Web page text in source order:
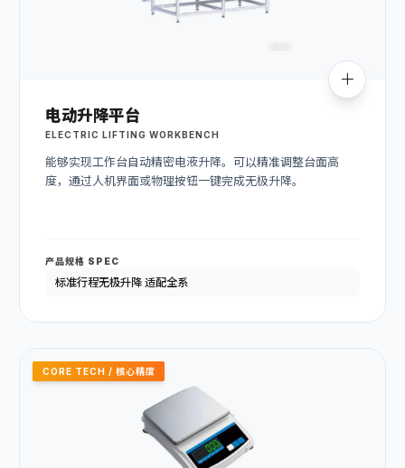
电动升降平台
ELECTRIC LIFTING WORKBENCH
能够实现工作台自动精密电液升降。可以精准调整台面高
度，通过人机界面或物理按钮一键完成无极升降。
产品规格 SPEC
标准行程无极升降 适配全系
CORE TECH / 核心精度